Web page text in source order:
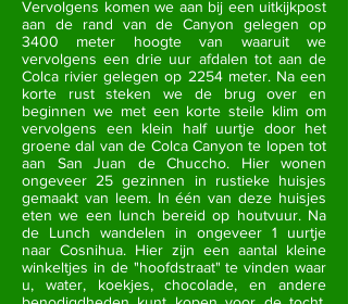
Vervolgens komen we aan bij een uitkijkpost
aan de rand van de Canyon gelegen op
3400 meter hoogte van waaruit we
vervolgens een drie uur afdalen tot aan de
Colca rivier gelegen op 2254 meter. Na een
korte rust steken we de brug over en
beginnen we met een korte steile klim om
vervolgens een klein half uurtje door het
groene dal van de Colca Canyon te lopen tot
aan San Juan de Chuccho. Hier wonen
ongeveer 25 gezinnen in rustieke huisjes
gemaakt van leem. In één van deze huisjes
eten we een lunch bereid op houtvuur. Na
de Lunch wandelen in ongeveer 1 uurtje
naar Cosnihua. Hier zijn een aantal kleine
winkeltjes in de "hoofdstraat" te vinden waar
u, water, koekjes, chocolade, en andere